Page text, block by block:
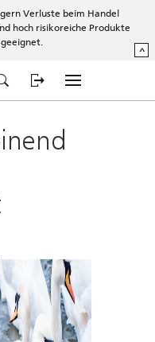
Verluste beim Handel
hoch risikoreiche Produkte
^